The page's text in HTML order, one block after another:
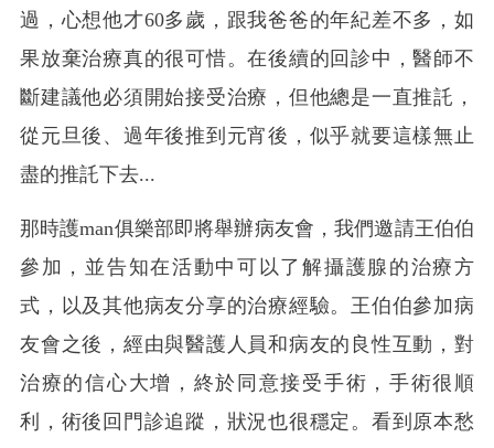
過，心想他才60多歲，跟我爸爸的年紀差不多，如
果放棄治療真的很可惜。在後續的回診中，醫師不
斷建議他必須開始接受治療，但他總是一直推託，
從元旦後、過年後推到元宵後，似乎就要這樣無止
盡的推託下去...
那時護man俱樂部即將舉辦病友會，我們邀請王伯伯
參加，並告知在活動中可以了解攝護腺的治療方
式，以及其他病友分享的治療經驗。王伯伯參加病
友會之後，經由與醫護人員和病友的良性互動，對
治療的信心大增，終於同意接受手術，手術很順
利，術後回門診追蹤，狀況也很穩定。看到原本愁